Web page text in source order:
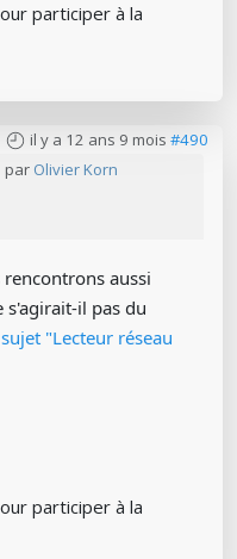
participer à la
il y a 12 ans 9 mois #490
par Olivier Korn
aussi
s'agirait-il pas du
"Lecteur réseau
participer à la